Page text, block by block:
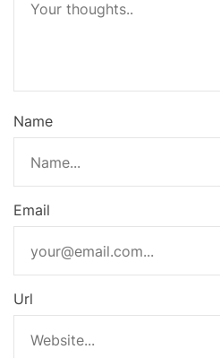
Name
Email
Url